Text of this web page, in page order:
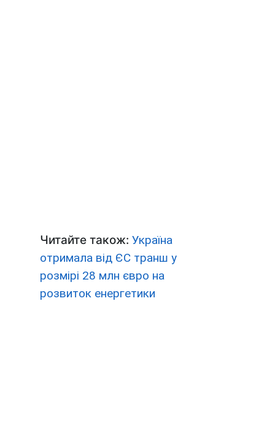
Читайте також: Україна
отримала від ЄС транш у
розмірі 28 млн євро на
розвиток енергетики